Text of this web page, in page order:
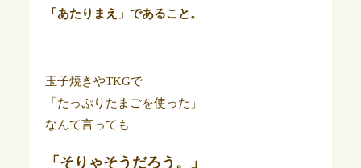
「あたりまえ」であること。
玉子焼きやTKGで
「たっぷりたまごを使った」
なんて言っても
「そりゃそうだろう。」